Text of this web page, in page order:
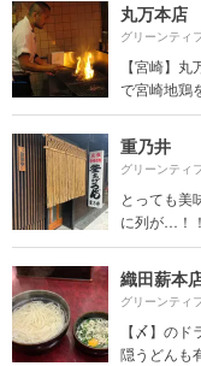
丸万本店
グリーンティ
【宮崎】
で宮崎地鶏
重乃井
グリーンティ
とっても美
に列が…！
織田薪本
グリーンティ
【〆】の
隠うどんも